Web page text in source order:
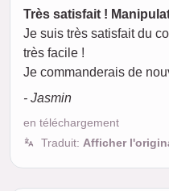
Très satisfait !
Je suis très satisfait du
très facile !
Je commanderais de
- Jasmin
en téléchargement
Traduit: Afficher